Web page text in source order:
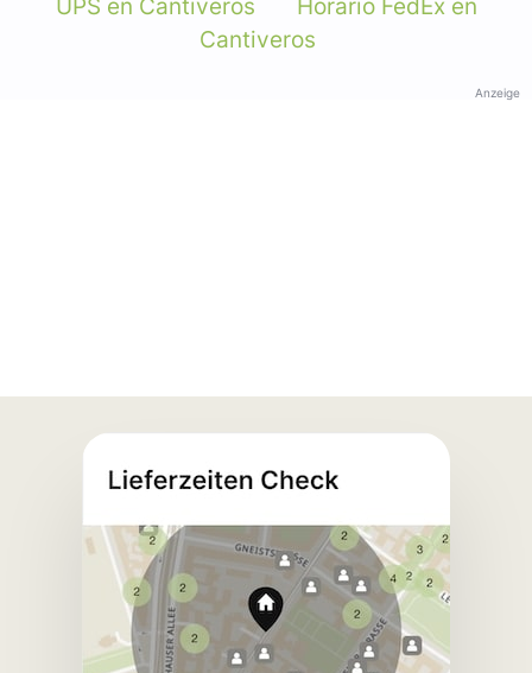
UPS en Cantiveros
Horario FedEx en
Cantiveros
Anzeige